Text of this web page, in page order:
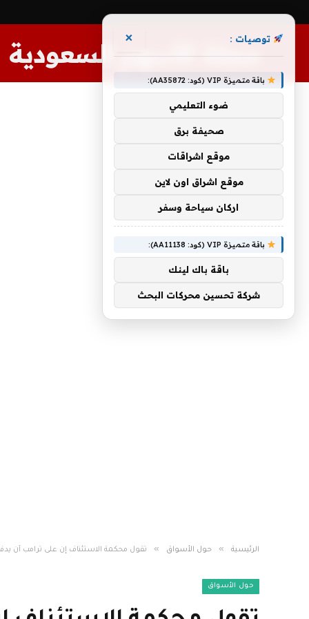
مجلة الأسهم السعودية
الرئيسية » حول الأسواق » تقول محكمة الاستئناف إن على ترامب أن
حول الأسواق
توصيات : ×
باقة متميزة VIP (كود: AA35872):
ضوء التعليمي
صحيفة برق
موقع اشراقات
موقع اشراق اون لاين
اركان سياحة وسفر
باقة متميزة VIP (كود: AA11138):
باقة باك لينك
شركة تحسين محركات البحث